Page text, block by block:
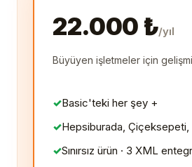
22.000 ₺/yıl
Büyüyen işletmeler için
Basic'teki her şey +
Hepsiburada, Çiçeksepeti,
Sınırsız ürün · 3 XML